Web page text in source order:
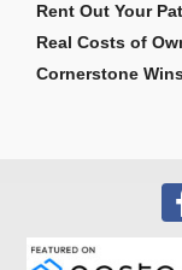
Rent Out Your
Real Costs of
Cornerstone